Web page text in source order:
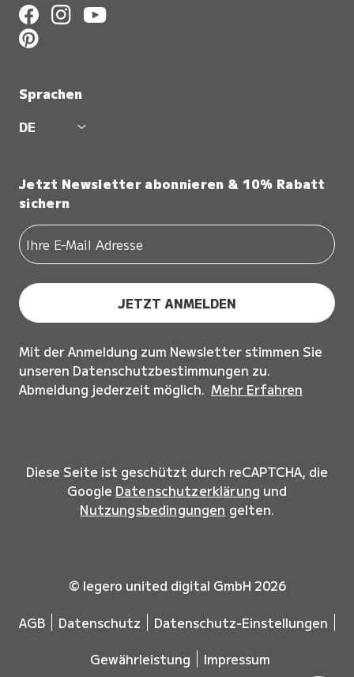
Sprachen
DE
Jetzt Newsletter abonnieren & 10% Rabatt
sichern
JETZT ANMELDEN
Mit der Anmeldung zum Newsletter stimmen Sie
unseren Datenschutzbestimmungen zu.
Abmeldung jederzeit möglich. Mehr Erfahren
© legero united digital GmbH 2026
AGB
Datenschutz
Datenschutz-Einstellungen
Gewährleistung
Impressum
Diese Seite ist geschützt durch reCAPTCHA, die
Google Datenschutzerklärung und
Nutzungsbedingungen gelten.